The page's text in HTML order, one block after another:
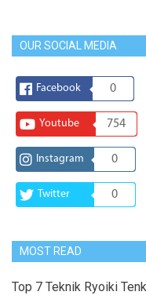
OUR SOCIAL MEDIA
Facebook 0
Youtube 754
Instagram 0
Twitter 0
MOST READ
Top 7 Teknik Ryoiki